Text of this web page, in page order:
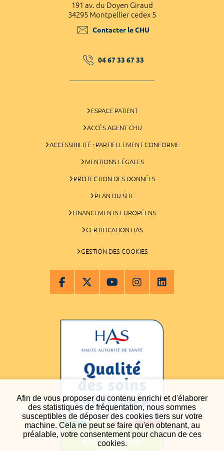
Afin de vous proposer du contenu enrichi et d'élaborer
des statistiques de fréquentation, nous sommes
susceptibles de déposer des cookies tiers sur votre
machine. Cela ne peut se faire qu'en obtenant, au
préalable, votre consentement pour chacun de ces
cookies.
191 av. du Doyen Giraud
34295 Montpellier cedex 5
Contacter le CHU
04 67 33 67 33
ESPACE PATIENT
ACCÈS AGENT CHU
ACCESSIBILITÉ : PARTIELLEMENT CONFORME
MENTIONS LÉGALES
PROTECTION DES DONNÉES
PLAN DU SITE
FINANCEMENTS EUROPÉENS
CERTIFICATION HAS
GESTION DES COOKIES